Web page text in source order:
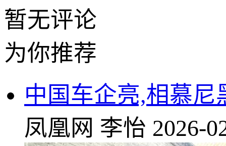
暂无评论
为你推荐
中国车企亮,相慕尼
凤凰网 李怡 2026-